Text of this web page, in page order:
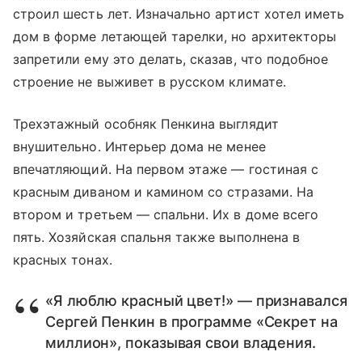
строил шесть лет. Изначально артист хотел иметь
дом в форме летающей тарелки, но архитекторы
запретили ему это делать, сказав, что подобное
строение не выживет в русском климате.
Трехэтажный особняк Пенкина выглядит
внушительно. Интерьер дома не менее
впечатляющий. На первом этаже — гостиная с
красным диваном и камином со стразами. На
втором и третьем — спальни. Их в доме всего
пять. Хозяйская спальня также выполнена в
красных тонах.
«Я люблю красный цвет!» — признавался
Сергей Пенкин в программе «Секрет на
миллион», показывая свои владения.